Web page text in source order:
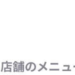
店舗のメニ